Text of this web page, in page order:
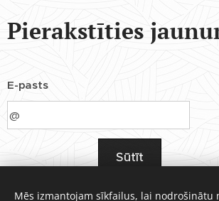
Pierakstīties
E-pasts
Sūtīt
Mēs izmantojam sīkfailus, lai nodrošinātu